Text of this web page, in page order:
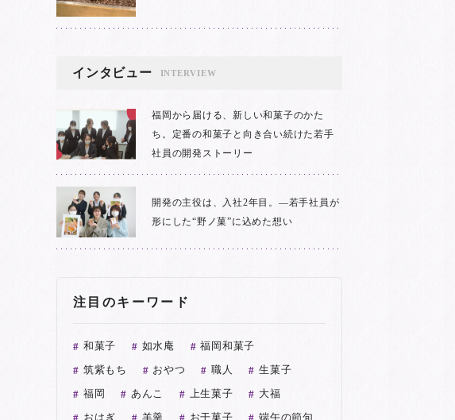
インタビュー INTERVIEW
福岡から届ける、新しい和菓子のかた
ち。定番の和菓子と向き合い続けた若手
社員の開発ストーリー
開発の主役は、入社2年目。―若手社員が
形にした“野ノ菓”に込めた想い
注目のキーワード
和菓子 如水庵 福岡和菓子
筑紫もち おやつ 職人 生菓子
福岡 あんこ 上生菓子 大福
おはぎ 羊羹 お干菓子 端午の節句